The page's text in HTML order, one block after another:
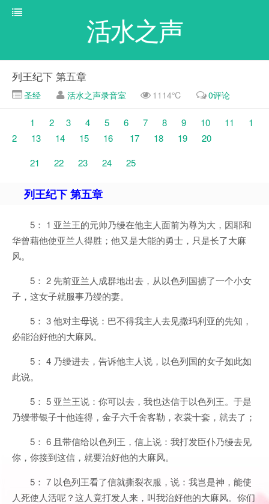
活水之声
列王纪下 第五章
圣经 活水之声录音室 1114℃ 0评论
1 2 3 4 5 6 7 8 9 10 11
1
2
13 14 15 16 17 18 19
20
21
22 23 24 25
列王纪下 第五章
5： 1 亚兰王的元帅乃缦在他主人面前为尊为大，因耶和
华曾藉他使亚兰人得胜；他又是大能的勇士，只是长了大麻
风。
5： 2 先前亚兰人成群地出去，从以色列国掳了一个小女
子，这女子就服事乃缦的妻。
5： 3 他对主母说：巴不得我主人去见撒玛利亚的先知，
必能治好他的大麻风。
5： 4 乃缦进去，告诉他主人说，以色列国的女子如此如
此说。
5： 5 亚兰王说：你可以去，我也达信于以色列王。于是
乃缦带银子十他连得，金子六千舍客勒，衣裳十套，就去了；
5： 6 且带信给以色列王，信上说：我打发臣仆乃缦去见
你，你接到这信，就要治好他的大麻风。
5： 7 以色列王看了信就撕裂衣服，说：我岂是神，能使
人死使人活呢？这人竟打发人来，叫我治好他的大麻风。你们